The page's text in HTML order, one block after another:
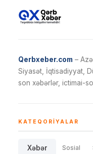
Qerbxeber.com –
Siyasət, İqtisadiyyat,
son xəbərlər, ictimai-
KATEQORIYALAR
Xəbər Sosial